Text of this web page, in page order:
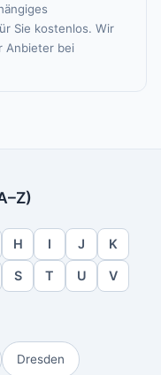
Sie kostenlos. Wir
Anbieter bei
H I J K
S T U V
Dresden